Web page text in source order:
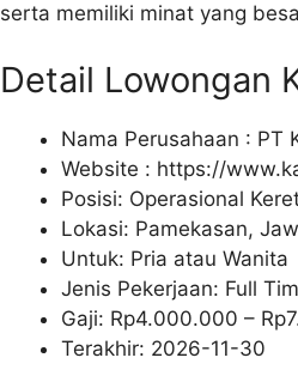
serta memiliki minat yang
Detail Lowongan
Nama Perusahaan : PT
Website : https://
Posisi: Operasional
Lokasi: Pamekasan,
Untuk: Pria atau Wanita
Jenis Pekerjaan: Full
Gaji: Rp4.000.000 – Rp
Terakhir: 2026-11-30